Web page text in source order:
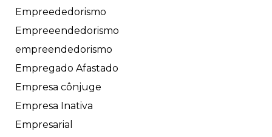
Empreededorismo
Empreeendedorismo
empreendedorismo
Empregado Afastado
Empresa cônjuge
Empresa Inativa
Empresarial